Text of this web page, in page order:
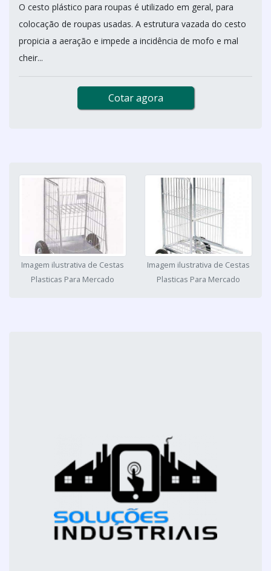
O cesto plástico para roupas é utilizado em geral, para
colocação de roupas usadas. A estrutura vazada do cesto
propicia a aeração e impede a incidência de mofo e mal
cheir...
Cotar agora
Imagem ilustrativa de Cestas
Plasticas Para Mercado
Imagem ilustrativa de Cestas
Plasticas Para Mercado